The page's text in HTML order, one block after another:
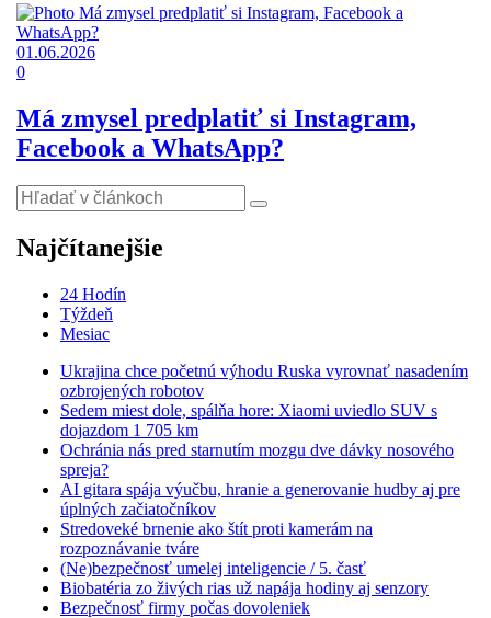
01.06.2026
0
Má zmysel predplatiť si Instagram,
Facebook a WhatsApp?
Najčítanejšie
24 Hodín
Týždeň
Mesiac
Ukrajina chce početnú výhodu Ruska vyrovnať nasadením
ozbrojených robotov
Sedem miest dole, spálňa hore: Xiaomi uviedlo SUV s
dojazdom 1 705 km
Ochránia nás pred starnutím mozgu dve dávky nosového
spreja?
AI gitara spája výučbu, hranie a generovanie hudby aj pre
úplných začiatočníkov
Stredoveké brnenie ako štít proti kamerám na
rozpoznávanie tváre
(Ne)bezpečnosť umelej inteligencie / 5. časť
Biobatéria zo živých rias už napája hodiny aj senzory
Bezpečnosť firmy počas dovoleniek